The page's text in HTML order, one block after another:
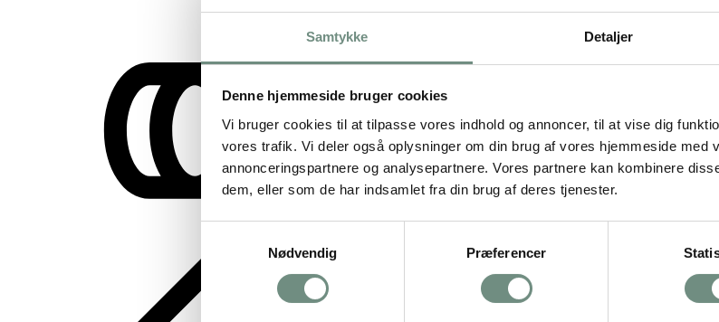
Samtykke Detaljer
Denne hjemmeside bruger cookies
Vi bruger cookies til at tilpasse vores indhold og annoncer, til at vise dig
vores trafik. Vi deler også oplysninger om din brug af vores hjemmeside med
annonceringspartnere og analysepartnere. Vores partnere kan kombinere
dem, eller som de har indsamlet fra din brug af deres tjenester.
Nødvendig
Præferencer